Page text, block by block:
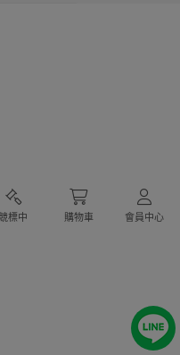
競標中 購物車 會員中心